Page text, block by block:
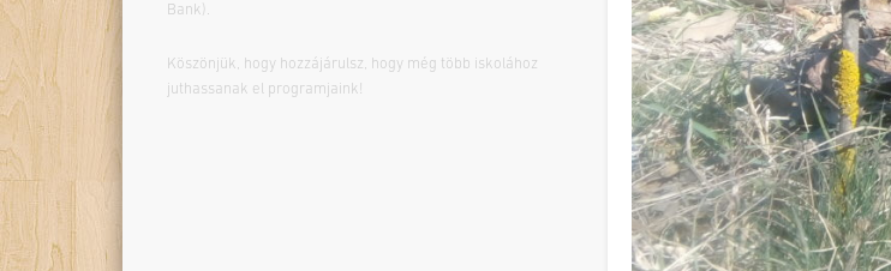
Bank).
Köszönjük, hogy hozzájárulsz, hogy még több iskolához
juthassanak el programjaink!